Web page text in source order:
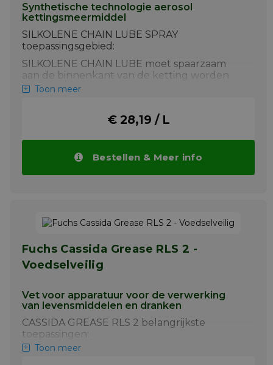
Synthetische technologie aerosol
kettingsmeermiddel
SILKOLENE CHAIN LUBE SPRAY
toepassingsgebied:
SILKOLENE CHAIN LUBE moet spaarzaam
aan de binnenkant van de ketting worden
aangebracht, enkele uren voor het gebruik
droge doek. De filmvormende (kruipende)
bedekking van de ketting en bescherming
tegen corrosie.
Meer info
Toon meer
€ 28,19 / L
Bestellen & Meer info
Fuchs Cassida Grease RLS 2 -
Voedselveilig
Vet voor apparatuur voor de verwerking
van levensmiddelen en dranken
CASSIDA GREASE RLS 2 belangrijkste
toepassingen:
Walselement en glijlagers
Toon meer